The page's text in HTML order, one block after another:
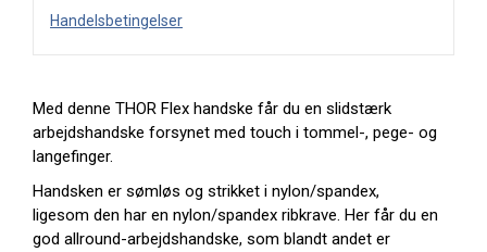
Handelsbetingelser
Med denne THOR Flex handske får du en slidstærk
arbejdshandske forsynet med touch i tommel-, pege- og
langefinger.
Handsken er sømløs og strikket i nylon/spandex,
ligesom den har en nylon/spandex ribkrave. Her får du en
god allround-arbejdshandske, som blandt andet er